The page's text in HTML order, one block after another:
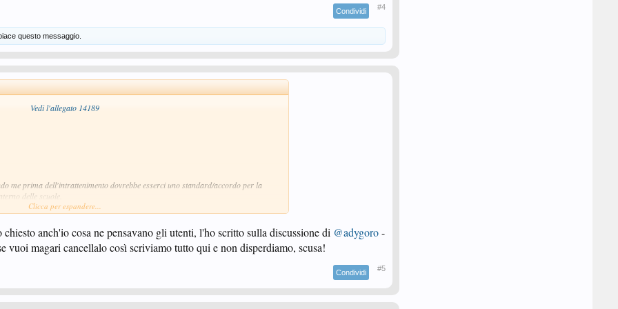
Condividi #4
questo messaggio.
Vedi l'allegato 14189
me prima dell'intrattenimento dovrebbe esserci uno standard/accordo per la
delle scuole.
a partecipare attivamente al progetto (anche più di una se in possesso dei
vitae al seguente indirizzo mail:promozione@fitet.orgentro e non oltre il 15
Clicca per espandere...
anch'io cosa ne pensavano gli utenti, l'ho scritto sulla discussione di @adygoro-
vuoi magari cancellalo così scriviamo tutto qui e non disperdiamo, scusa!
Condividi #5